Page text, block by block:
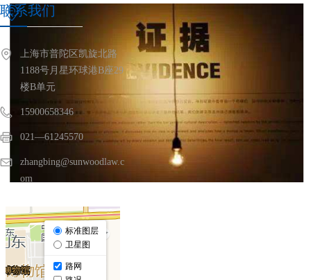
上海市普陀区凯旋北路
1188号月星环球港B座29
楼B单元
15900658346
021—61245570
zhangbing@sunwoodlaw.c
om
联系我们
ꀷ